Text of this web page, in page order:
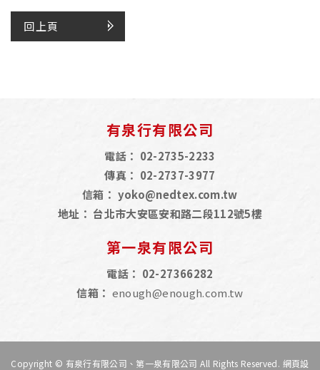
回上頁
有泉行有限公司
電話： 02-2735-2233
傳真： 02-2737-3977
信箱： yoko@nedtex.com.tw
地址： 台北市大安區安和路二段112號5樓
第一泉有限公司
電話： 02-27366282
信箱： enough@enough.com.tw
Copyright © 有泉行有限公司、第一泉有限公司 All Rights Reserved. 網頁設